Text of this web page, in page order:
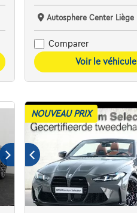
Autosphere Center Liège
Comparer
Voir le véhicule
NOUVEAU PRIX